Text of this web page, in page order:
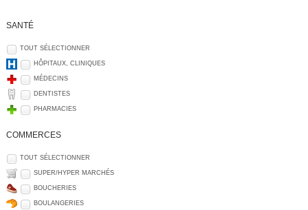
SANTÉ
TOUT SÉLECTIONNER
HÔPITAUX, CLINIQUES
MÉDECINS
DENTISTES
PHARMACIES
COMMERCES
TOUT SÉLECTIONNER
SUPER/HYPER MARCHÉS
BOUCHERIES
BOULANGERIES